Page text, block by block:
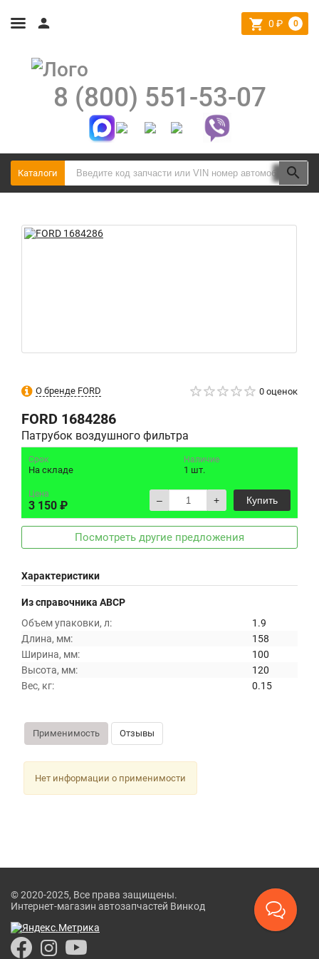
0 ₽ 0
8 (800) 551-53-07
Каталоги
О бренде FORD 0 оценок
FORD 1684286
Патрубок воздушного фильтра
Срок
На складе
Наличие
1 шт.
Цена
3 150 ₽ – + Купить
Посмотреть другие предложения
Характеристики
Из справочника ABCP
Объем упаковки, л:
1.9
Длина, мм:
158
Ширина, мм:
100
Высота, мм:
120
Вес, кг:
0.15
Применимость Отзывы
Нет информации о применимости
© 2020-2025, Все права защищены.
Интернет-магазин автозапчастей Винкод